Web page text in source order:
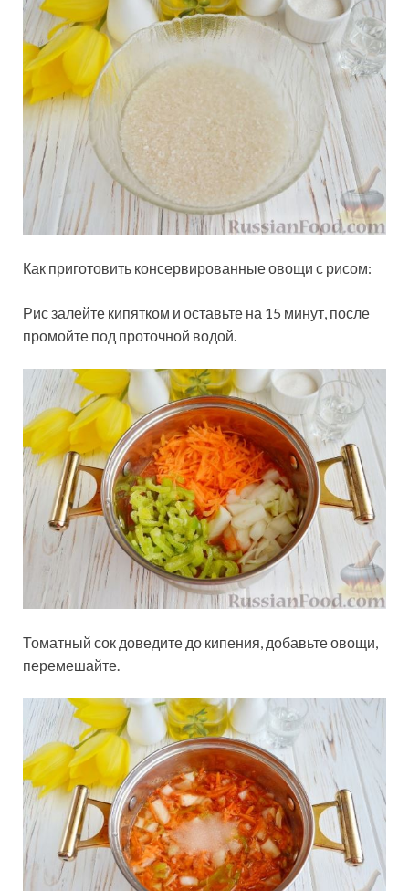
Как приготовить консервированные овощи с рисом:
Рис залейте кипятком и оставьте на 15 минут, после
промойте под проточной водой.
Томатный сок доведите до кипения, добавьте овощи,
перемешайте.